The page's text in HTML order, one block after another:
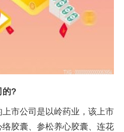
的?
市公司是以岭药业，该上市
胶囊、参松养心胶囊、连花